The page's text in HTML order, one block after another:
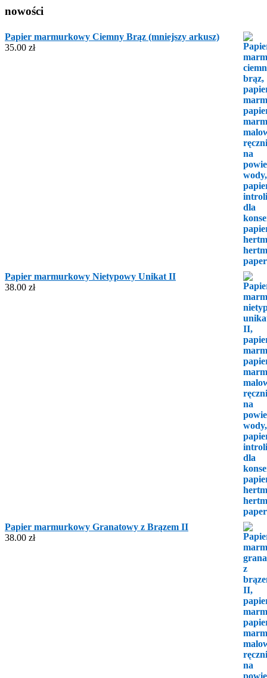
nowości
Papier marmurkowy Ciemny Brąz (mniejszy arkusz)
35.00 zł
Papier marmurkowy Nietypowy Unikat II
38.00 zł
Papier marmurkowy Granatowy z Brązem II
38.00 zł